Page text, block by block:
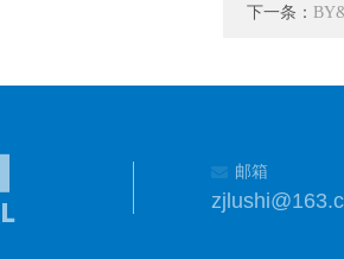
下一条：
邮箱